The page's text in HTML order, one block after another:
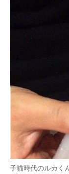
子猫時代のルカく